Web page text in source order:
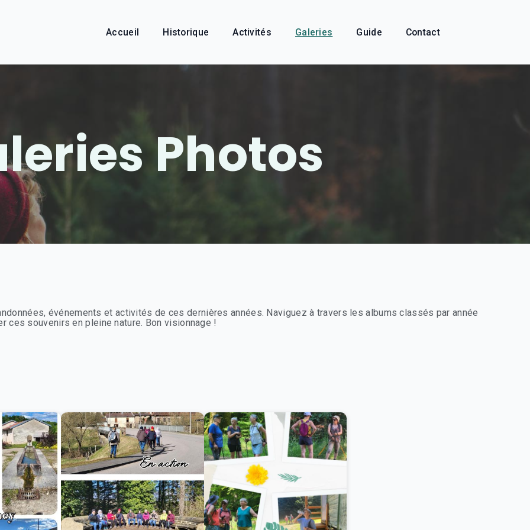
Accueil Historique Activités Galeries Guide Contact
Photos
événements et activités de ces dernières années. Naviguez à travers les albums classés par année
souvenirs en pleine nature. Bon visionnage !